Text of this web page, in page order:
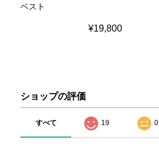
ベスト
¥19,800
ショップの評価
すべて 19 0